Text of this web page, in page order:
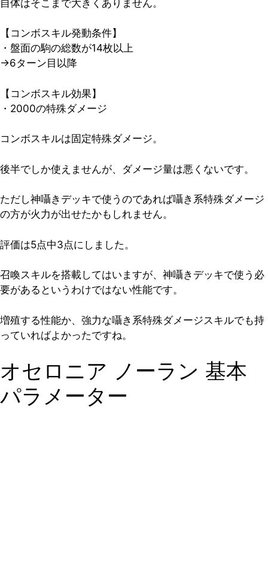
自体はそこまで大きくありません。
【コンボスキル発動条件】
・盤面の駒の総数が14枚以上
→6ターン目以降
【コンボスキル効果】
・2000の特殊ダメージ
コンボスキルは固定特殊ダメージ。
後半でしか使えませんが、ダメージ量は悪くないです。
ただし神囁きデッキで使うのであれば囁き系特殊ダメージ
の方が火力が出せたかもしれません。
評価は5点中3点にしました。
召喚スキルを搭載してはいますが、神囁きデッキで使う必
要があるというわけではない性能です。
増殖する性能か、強力な囁き系特殊ダメージスキルでも持
っていればよかったですね。
オセロニア ノーラン 基本
パラメーター